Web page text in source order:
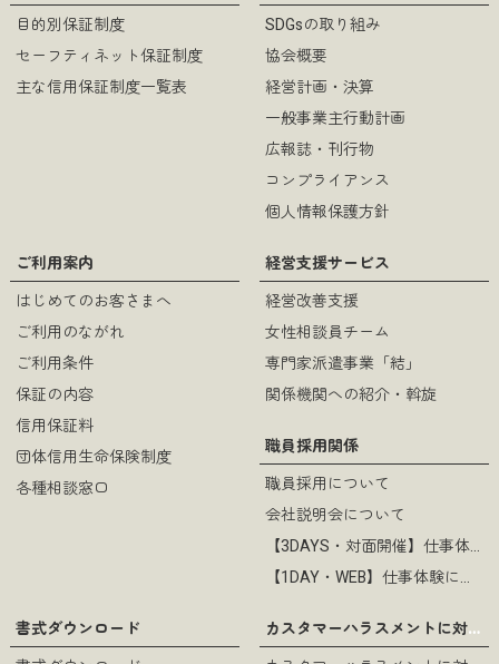
目的別保証制度
セーフティネット保証制度
主な信用保証制度一覧表
SDGsの取り組み
協会概要
経営計画・決算
一般事業主行動計画
広報誌・刊行物
コンプライアンス
個人情報保護方針
ご利用案内
はじめてのお客さまへ
ご利用のながれ
ご利用条件
保証の内容
信用保証料
団体信用生命保険制度
各種相談窓口
経営支援サービス
経営改善支援
女性相談員チーム
専門家派遣事業「結」
関係機関への紹介・斡旋
職員採用関係
職員採用について
会社説明会について
【3DAYS・対面開催】仕事体験について
【1DAY・WEB】仕事体験について
書式ダウンロード
カスタマーハラスメントに対する基本方針